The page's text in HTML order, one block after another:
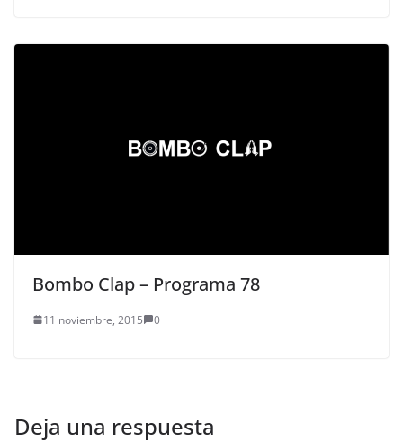
Bombo Clap – Programa 78
11 noviembre, 2015 0
Deja una respuesta